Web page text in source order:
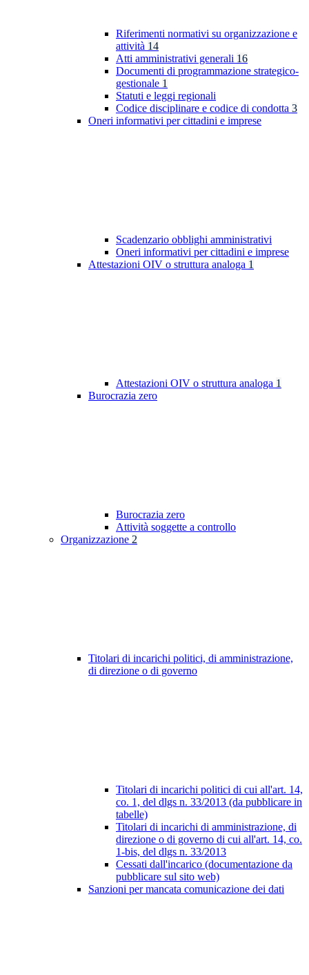
Riferimenti normativi su organizzazione e
attività 14
Atti amministrativi generali 16
Documenti di programmazione strategico-
gestionale 1
Statuti e leggi regionali
Codice disciplinare e codice di condotta 3
Oneri informativi per cittadini e imprese
Scadenzario obblighi amministrativi
Oneri informativi per cittadini e imprese
Attestazioni OIV o struttura analoga 1
Attestazioni OIV o struttura analoga 1
Burocrazia zero
Burocrazia zero
Attività soggette a controllo
Organizzazione 2
Titolari di incarichi politici, di amministrazione,
di direzione o di governo
Titolari di incarichi politici di cui all'art. 14,
co. 1, del dlgs n. 33/2013 (da pubblicare in
tabelle)
Titolari di incarichi di amministrazione, di
direzione o di governo di cui all'art. 14, co.
1-bis, del dlgs n. 33/2013
Cessati dall'incarico (documentazione da
pubblicare sul sito web)
Sanzioni per mancata comunicazione dei dati